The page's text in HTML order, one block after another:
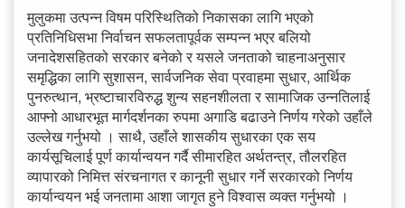
मुलुकमा उत्पन्न विषम परिस्थितिको निकासका लागि भएको
प्रतिनिधिसभा निर्वाचन सफलतापूर्वक सम्पन्न भएर बलियो
जनादेशसहितको सरकार बनेको र यसले जनताको चाहनाअनुसार
समृद्धिका लागि सुशासन, सार्वजनिक सेवा प्रवाहमा सुधार, आर्थिक
पुनरुत्थान, भ्रष्टाचारविरुद्ध शुन्य सहनशीलता र सामाजिक उन्नतिलाई
आफ्नो आधारभूत मार्गदर्शनका रुपमा अगाडि बढाउने निर्णय गरेको उहाँले
उल्लेख गर्नुभयो । साथै, उहाँले शासकीय सुधारका एक सय
कार्यसूचिलाई पूर्ण कार्यान्वयन गर्दै सीमारहित अर्थतन्त्र, तौलरहित
व्यापारको निमित्त संरचनागत र कानूनी सुधार गर्ने सरकारको निर्णय
कार्यान्वयन भई जनतामा आशा जागृत हुने विश्वास व्यक्त गर्नुभयो ।